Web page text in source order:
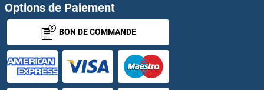
S100P Kits ELISA
S100PBP Kits ELISA
S1PR1 Kits ELISA
Options de Paiement
BON DE COMMANDE